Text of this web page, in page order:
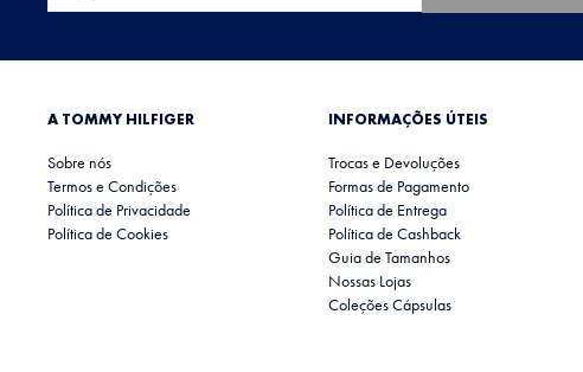
A TOMMY HILFIGER
Sobre nós
Termos e Condições
Política de Privacidade
Política de Cookies
INFORMAÇÕES ÚTEIS
Trocas e Devoluções
Formas de Pagamento
Política de Entrega
Política de Cashback
Guia de Tamanhos
Nossas Lojas
Coleções Cápsulas